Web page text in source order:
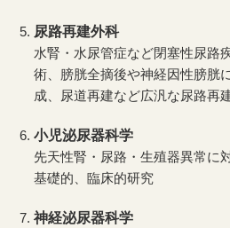
尿路再建外科
水腎・水尿管症など閉塞性尿路
術、膀胱全摘後や神経因性膀胱
成、尿道再建など広汎な尿路再
小児泌尿器科学
先天性腎・尿路・生殖器異常に
基礎的、臨床的研究
神経泌尿器科学